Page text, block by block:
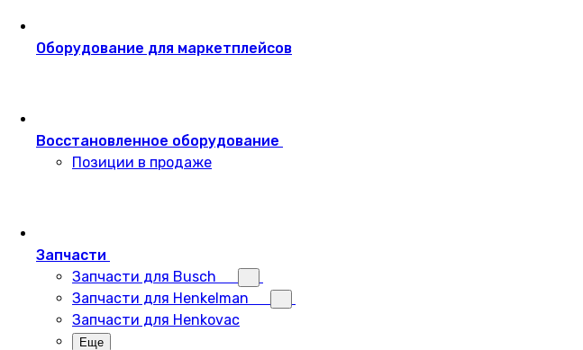
Оборудование для маркетплейсов
Восстановленное оборудование
Позиции в продаже
Запчасти
Запчасти для Busch
Запчасти для Henkelman
Запчасти для Henkovac
Еще